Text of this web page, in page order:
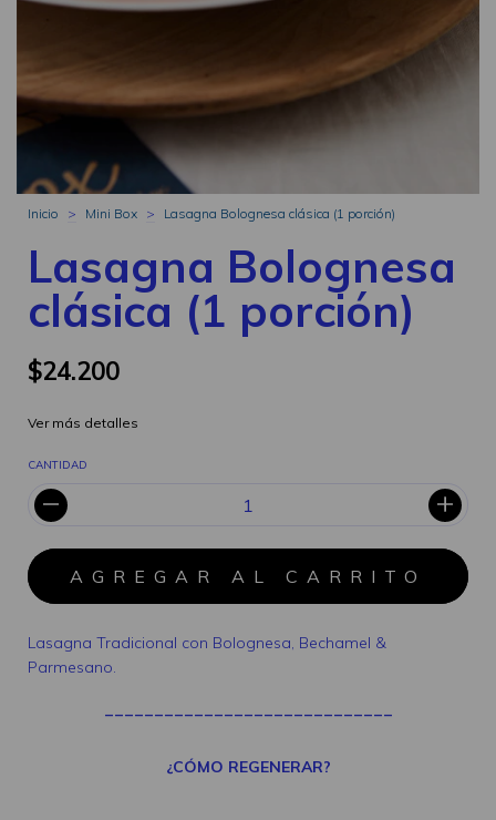
Inicio > Mini Box > Lasagna Bolognesa clásica (1 porción)
Lasagna Bolognesa
clásica (1 porción)
$24.200
Ver más detalles
CANTIDAD
Lasagna Tradicional con Bolognesa, Bechamel &
Parmesano.
¿CÓMO REGENERAR?